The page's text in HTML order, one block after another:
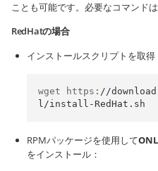
ことも可能です。必要なコマンド
RedHatの場合
インストールスクリプトを取得
wget https : //
l/install-RedHat.sh
RPMパッケージを使用して
をインストール：